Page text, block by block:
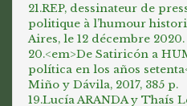
21.REP, dessinateur de
politique à l’humour
Aires, le 12 décembre 2020.
20.<em>De Satiricón a
política en los años
Miño y Dávila, 2017, 385 p.
19.Lucía ARANDA y Thaís